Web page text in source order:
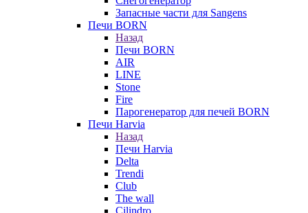
Запасные части для Sangens
Печи BORN
Назад
Печи BORN
AIR
LINE
Stone
Fire
Парогенератор для печей BORN
Печи Harvia
Назад
Печи Harvia
Delta
Trendi
Club
The wall
Cilindro